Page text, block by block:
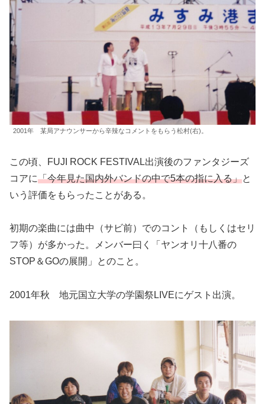
2001年 某局アナウンサーから辛辣なコメントをもらう松村(右)。
この頃、FUJI ROCK FESTIVAL出演後のファンタジーズ
コアに「今年見た国内外バンドの中で5本の指に入る」と
いう評価をもらったことがある。
初期の楽曲には曲中（サビ前）でのコント（もしくはセリ
フ等）が多かった。メンバー曰く「ヤンオリ十八番の
STOP＆GOの展開」とのこと。
2001年秋 地元国立大学の学園祭LIVEにゲスト出演。